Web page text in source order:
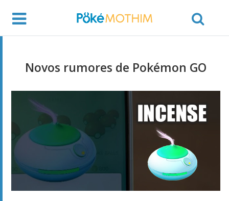
Novos rumores de Pokémon GO